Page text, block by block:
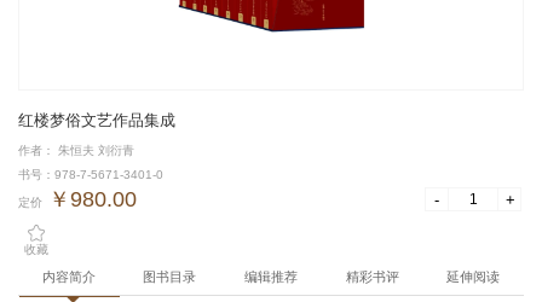
红楼梦俗文艺作品集成
作者： 朱恒夫 刘衍青
书号：978-7-5671-3401-0
定价 ￥980.00 - +
收藏
内容简介 图书目录 编辑推荐 精彩书评 延伸阅读